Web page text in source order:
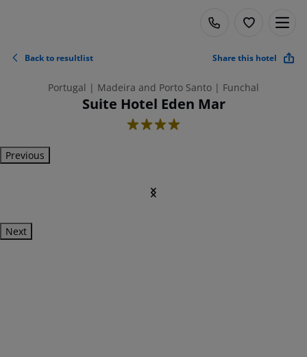
Back to resultlist Share this hotel
Portugal | Madeira and Porto Santo | Funchal
Suite Hotel Eden Mar
4
Previous
Next